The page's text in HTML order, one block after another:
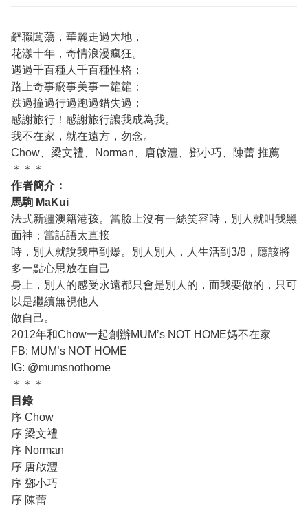
辭職闖蕩，華麗走過大地，
花漾十年，奇情浪漫瘋狂。
遇過千百種人千百種性格；
路上奇事瘀事美事一籮籮；
跌過撞過行過跑過錯失過；
感謝旅行！感謝旅行讓我成為我。
我不在家，就在遠方，勿念。
Chow、梁文禮、Norman、唐啟澧、鄧小巧、陳蕾 推薦
＊＊＊
作者簡介：
馬駒 MaKui
法式新疆澳籍港孩。當臉上沒有一絲笑容時，別人就叫我黑
面神；當話語太直接
時，別人就說我串到爆。別人別人，人生活到3/8，應該將
多一點心思放在自己
身上，別人的感受永遠都只會是別人的，而我要做的，只可
以是繼續無視他人
做自己。
2012年和Chow一起創辦MUM’s NOT HOME媽不在家
FB: MUM’s NOT HOME
IG: @mumsnothome
＊＊＊
目錄
序 Chow
序 梁文禮
序 Norman
序 唐啟灃
序 鄧小巧
序 陳蕾